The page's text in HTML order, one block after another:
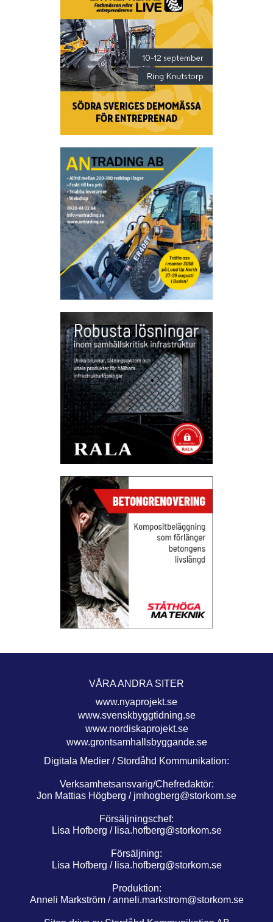
VÅRA ANDRA SITER
www.nyaprojekt.se
www.svenskbyggtidning.se
www.nordiskaprojekt.se
www.grontsamhallsbyggande.se
Digitala Medier / Stordåhd Kommunikation:
Verksamhetsansvarig/Chefredaktör:
Jon Mattias Högberg / jmhogberg@storkom.se
Försäljningschef:
Lisa Hofberg / lisa.hofberg@storkom.se
Försäljning:
Lisa Hofberg / lisa.hofberg@storkom.se
Produktion:
Anneli Markström /anneli.markstrom@storkom.se